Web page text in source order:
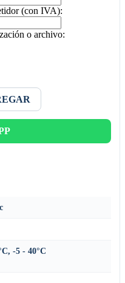
(con IVA):
o archivo:
-5 - 40°C